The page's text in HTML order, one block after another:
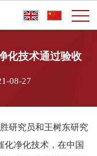
化技术通过验收
08-27
研究员和王树东研究
化净化技术，在中国